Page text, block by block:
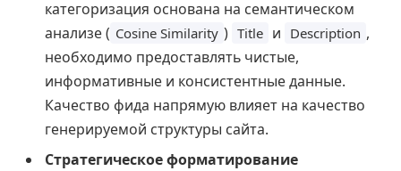
категоризация основана на семантическом
анализе ( Cosine Similarity ) Title и Description ,
необходимо предоставлять чистые,
информативные и консистентные данные.
Качество фида напрямую влияет на качество
генерируемой структуры сайта.
Стратегическое форматирование